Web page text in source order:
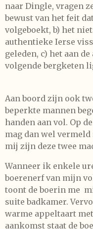
naar Dingle, vragen
bewust van het feit
volgeboekt, b) het
authentieke Ierse
geleden, c) het aan
volgende bergketen
Aan boord zijn ook
beperkte mannen
handen aan vol. Op
mag dan wel
mij zijn deze twee
Wanneer ik enkele
boerenerf van mijn
toont de boerin me
suite badkamer.
warme appeltaart
aankomst staat de